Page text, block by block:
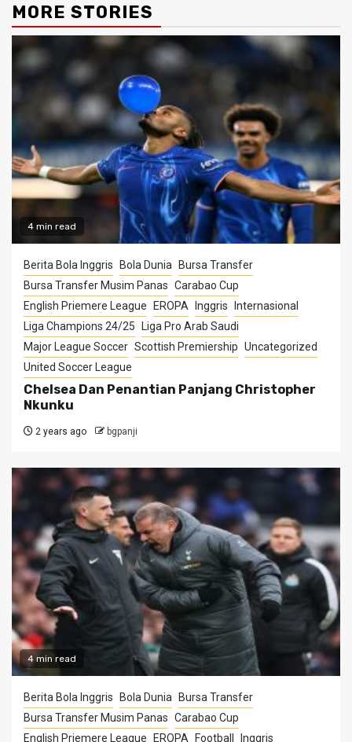
MORE STORIES
4 min read
Berita Bola Inggris Bola Dunia
Bursa Transfer
Bursa Transfer Musim Panas Carabao Cup
English Priemere League
EROPA Inggris
Internasional
Liga Champions 24/25
Liga Pro Arab Saudi
Major League Soccer Scottish Premiership Uncategorized
United Soccer League
Chelsea Dan Penantian Panjang Christopher
Nkunku
2 years ago bgpanji
4 min read
Berita Bola Inggris Bola Dunia
Bursa Transfer
Bursa Transfer Musim Panas Carabao Cup
English Priemere League
EROPA Football Inggris